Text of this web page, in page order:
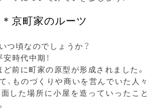
＊京町家のルーツ
つ頃なのでしょうか？
時代中期！
前に町家の原型が形成されました。
、ものづくりや商いを営んでいた人々
面した場所に小屋を造っていったこと